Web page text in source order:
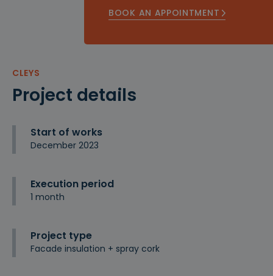
BOOK AN APPOINTMENT
CLEYS
Project details
Start of works
December 2023
Execution period
1 month
Project type
Facade insulation + spray cork